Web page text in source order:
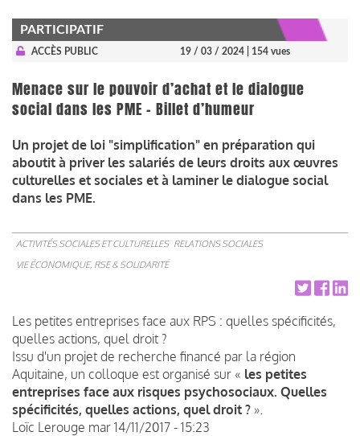
PARTICIPATIF
ACCÈS PUBLIC 19 / 03 / 2024 | 154 vues
Menace sur le pouvoir d’achat et le dialogue
social dans les PME – Billet d’humeur
Un projet de loi "simplification" en préparation qui
aboutit à priver les salariés de leurs droits aux œuvres
culturelles et sociales et à laminer le dialogue social
dans les PME.
ACTIVITÉS SOCIALES ET CULTURELLES RELATIONS SOCIALES
VIE ÉCONOMIQUE, RSE & SOLIDARITÉ
Les petites entreprises face aux RPS : quelles spécificités,
quelles actions, quel droit ?
Issu d'un projet de recherche financé par la région
Aquitaine, un colloque est organisé sur « les petites
entreprises face aux risques psychosociaux. Quelles
spécificités, quelles actions, quel droit ? ».
Loïc Lerouge mar 14/11/2017 - 15:23